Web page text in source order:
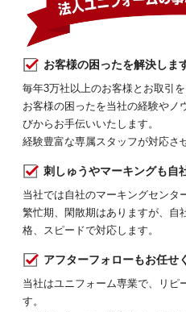
お客様の困ったを解決しま
毎年3万社以上のお客様とお取引
お客様の困ったを当社の経験やノ
びからお手伝いいたします。
経験豊富な専属スタッフが対応さ
刺しゅうやマーキングも自
当社では自社のマーキングセンタ
繁忙期、閑散期はありますが、自
格、スピードで対応します。
アフターフォローもお任せ
当社はユニフォーム専業で、リピ
す。